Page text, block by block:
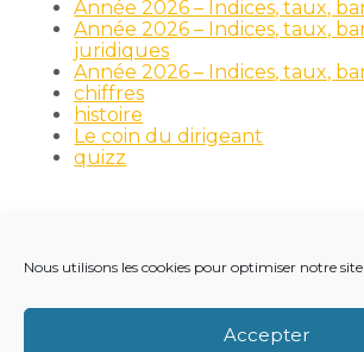
Nous utilisons les cookies pour optimiser notre site
Accepter
Année 2026 – Indices, taux,
Année 2026 – Indices, taux,
juridiques
Année 2026 – Indices, taux,
chiffres
histoire
Le coin du dirigeant
quizz
Principale
RECRUTEMENT
NOTRE